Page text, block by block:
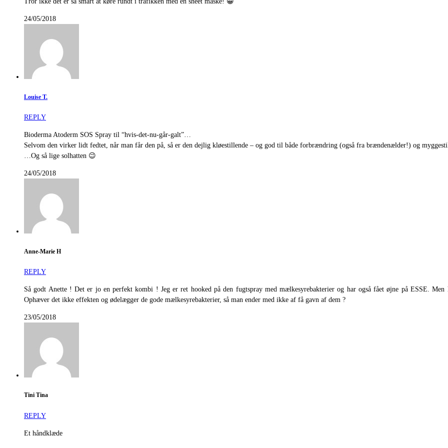
24/05/2018
Louise T.
REPLY
Bioderma Atoderm SOS Spray til “hvis-det-nu-går-galt”…
Selvom den virker lidt fedtet, når man får den på, så er den dejlig kløestillende – og god til både forbrændring (også fra brændenælder!) og
…Og så lige solhatten 😉
24/05/2018
Anne-Marie H
REPLY
Så godt Anette ! Det er jo en perfekt kombi ! Jeg er ret hooked på den fugtspray med mælkesyrebakterier og har også fået øjne på ESSE.
Ophæver det ikke effekten og ødelægger de gode mælkesyrebakterier, så man ender med ikke af få gavn af dem ?
23/05/2018
Tini Tina
REPLY
Et håndklæde